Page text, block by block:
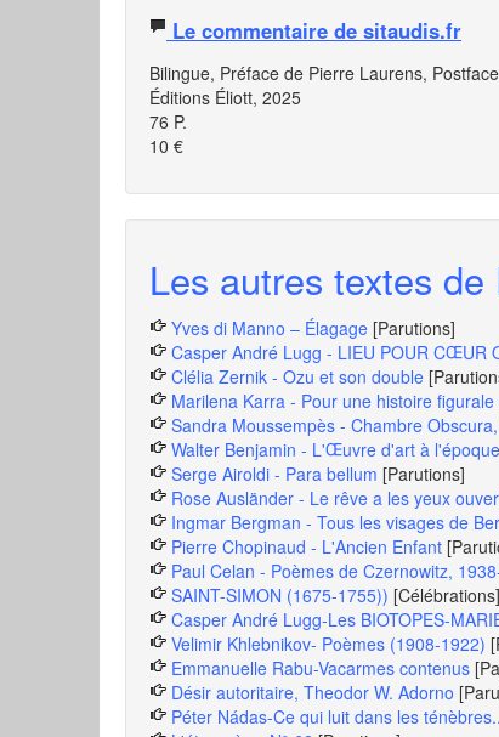
Le commentaire de sitaudis.fr
Bilingue, Préface de Pierre Laurens,
Éditions Éliott, 2025
76 P.
10 €
Les autres textes
Yves di Manno – Élagage [Parutions]
Casper André Lugg - LIEU POUR CŒUR
Clélia Zernik - Ozu et son double
Marilena Karra - Pour une histoire
Sandra Moussempès - Chambre
Walter Benjamin - L'Œuvre d'art à
Serge Airoldi - Para bellum [Parutions]
Rose Ausländer - Le rêve a les yeux
Ingmar Bergman - Tous les visages de
Pierre Chopinaud - L'Ancien Enfant
Paul Celan - Poèmes de Czernowitz,
SAINT-SIMON (1675-1755)) [Célébrations]
Casper André Lugg-Les BIOTOPES-
Velimir Khlebnikov- Poèmes (1908-1922)
Emmanuelle Rabu-Vacarmes contenus
Désir autoritaire, Theodor W. Adorno
Péter Nádas-Ce qui luit dans les